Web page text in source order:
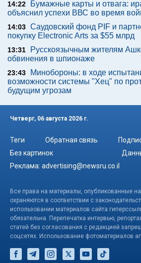
14:22
Бумажные карты и отвага:
объяснил успехи ВВС во время
14:03 Саудовский фонд PIF и
покупку Electronic Arts за $55 млрд
13:31
Русскоязычным жителям
обвинения в шпионаже
23:43
Минобороны: в ходе
возможности системы "Хец" по
будущим угрозам
Четверг, 06 августа 2026 г.
Теги Обратная связь
Без картинок
Реклама: advertising@newsru.co.il
Все права на материалы, опубликованные на
охраняются в соответствии с
использовании материалов сайта
обязательна. Перепечатка интервью,
статей без согласования с редакцией
соцсетях. Использование фотоматериалов